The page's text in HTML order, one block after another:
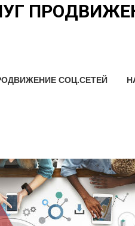
СОЦ.СЕТЕЙ